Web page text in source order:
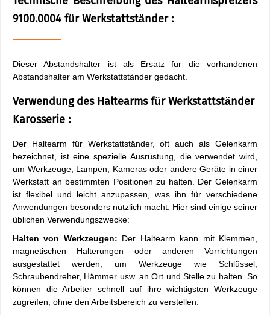
9100.0004 für Werkstattständer :
Dieser Abstandshalter ist als Ersatz für die vorhandenen
Abstandshalter am Werkstattständer gedacht.
Verwendung des Haltearms für Werkstattständer
Karosserie :
Der Haltearm für Werkstattständer, oft auch als Gelenkarm
bezeichnet, ist eine spezielle Ausrüstung, die verwendet wird,
um Werkzeuge, Lampen, Kameras oder andere Geräte in einer
Werkstatt an bestimmten Positionen zu halten. Der Gelenkarm
ist flexibel und leicht anzupassen, was ihn für verschiedene
Anwendungen besonders nützlich macht. Hier sind einige seiner
üblichen Verwendungszwecke:
Halten von Werkzeugen: Der Haltearm kann mit Klemmen,
magnetischen Halterungen oder anderen Vorrichtungen
ausgestattet werden, um Werkzeuge wie Schlüssel,
Schraubendreher, Hämmer usw. an Ort und Stelle zu halten. So
können die Arbeiter schnell auf ihre wichtigsten Werkzeuge
zugreifen, ohne den Arbeitsbereich zu verstellen.